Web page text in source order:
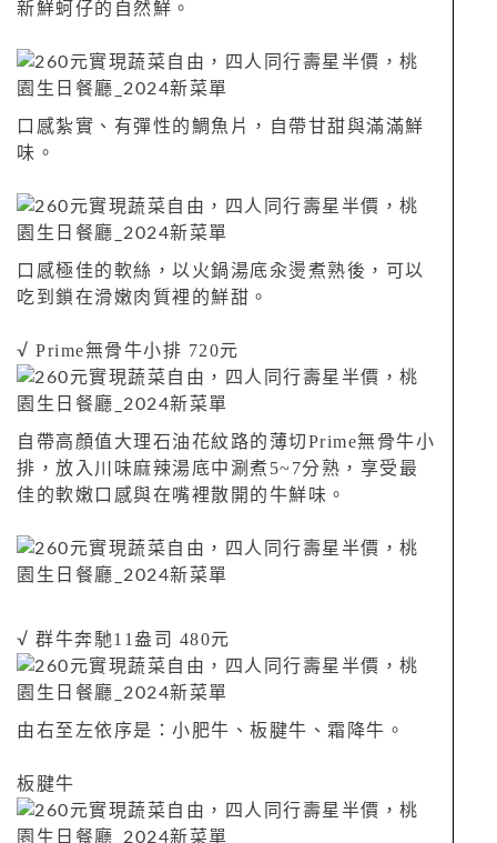
新鮮蚵仔的自然鮮。
口感紮實、有彈性的鯛魚片，自帶甘甜與滿滿鮮
味。
口感極佳的軟絲，以火鍋湯底汆燙煮熟後，可以
吃到鎖在滑嫩肉質裡的鮮甜。
√ Prime無骨牛小排 720元
自帶高顏值大理石油花紋路的薄切Prime無骨牛小
排，放入川味麻辣湯底中涮煮5~7分熟，享受最
佳的軟嫩口感與在嘴裡散開的牛鮮味。
√ 群牛奔馳11盎司 480元
由右至左依序是：小肥牛、板腱牛、霜降牛。
板腱牛